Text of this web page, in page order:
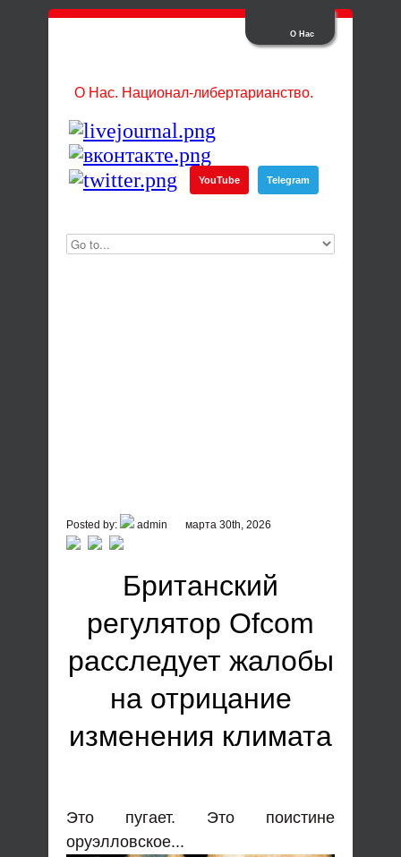
О Нас
О Нас. Национал-либертарианство.
YouTube Telegram
Posted by: admin марта 30th, 2026
Британский
регулятор Ofcom
расследует жалобы
на отрицание
изменения климата
Это пугает. Это поистине
оруэлловское...